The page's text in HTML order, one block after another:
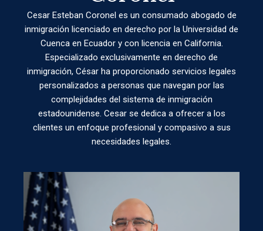
Cesar Esteban Coronel es un consumado abogado de
inmigración licenciado en derecho por la Universidad de
Cuenca en Ecuador y con licencia en California.
Especializado exclusivamente en derecho de
inmigración, César ha proporcionado servicios legales
personalizados a personas que navegan por las
complejidades del sistema de inmigración
estadounidense. Cesar se dedica a ofrecer a los
clientes un enfoque profesional y compasivo a sus
necesidades legales.